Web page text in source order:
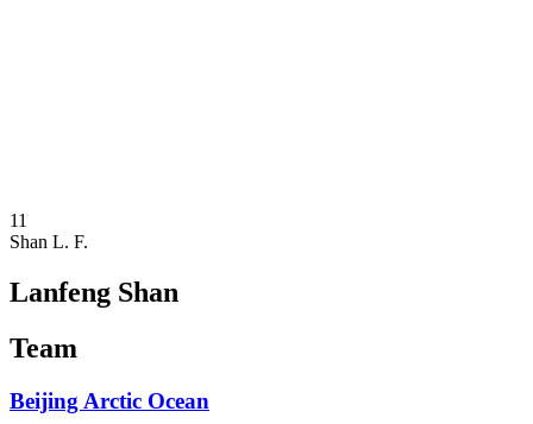
11
Shan L. F.
Lanfeng Shan
Team
Beijing Arctic Ocean